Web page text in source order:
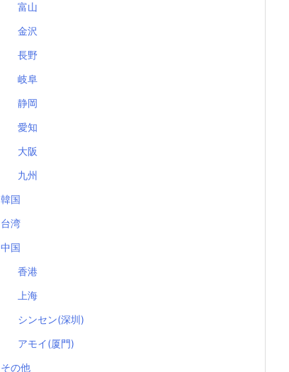
富山
金沢
長野
岐阜
静岡
愛知
大阪
九州
韓国
台湾
中国
香港
上海
シンセン(深圳)
アモイ(厦門)
その他